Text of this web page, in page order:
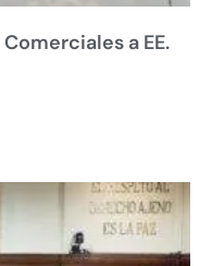
a EE.